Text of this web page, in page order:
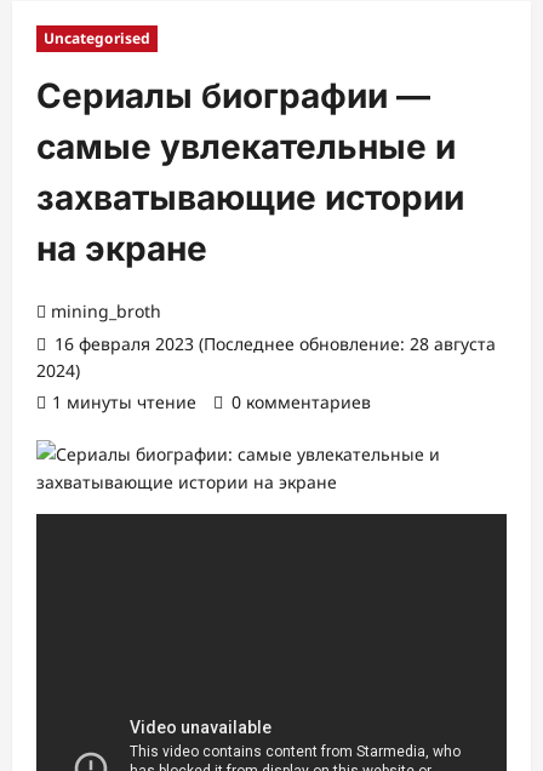
Uncategorised
Сериалы биографии —
самые увлекательные и
захватывающие истории
на экране
mining_broth
16 февраля 2023 (Последнее обновление: 28 августа
2024)
1 минуты чтение
0 комментариев